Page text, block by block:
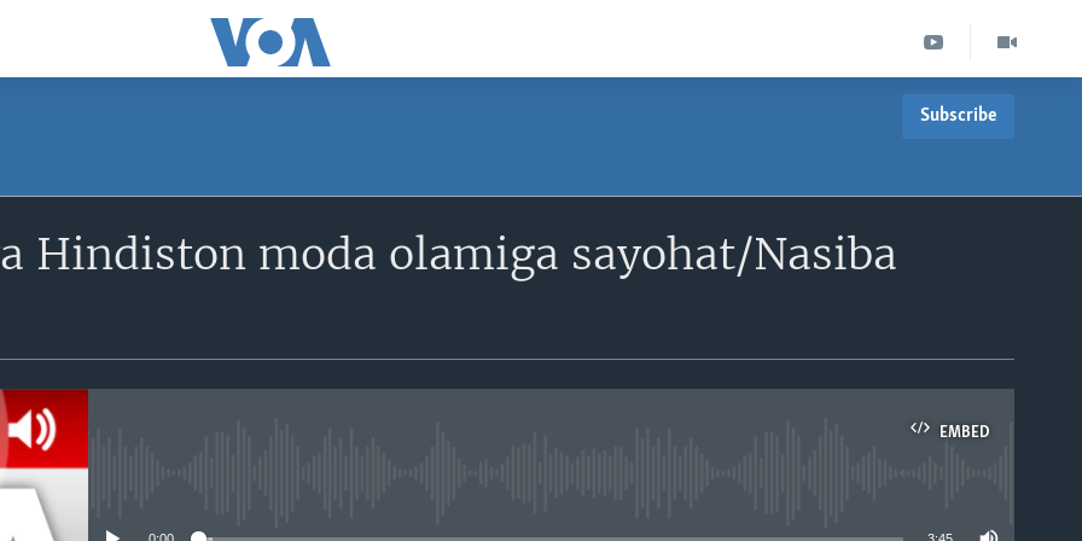
Subscribe
Hindiston moda olamiga sayohat/Nasiba
EMBED